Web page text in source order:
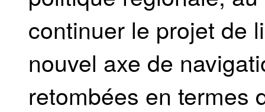
continuer le projet de
nouvel axe de
retombées en termes